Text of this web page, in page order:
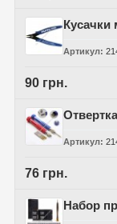
Кусачки
Артикул
90 грн.
Артикул
76 грн.
Набор